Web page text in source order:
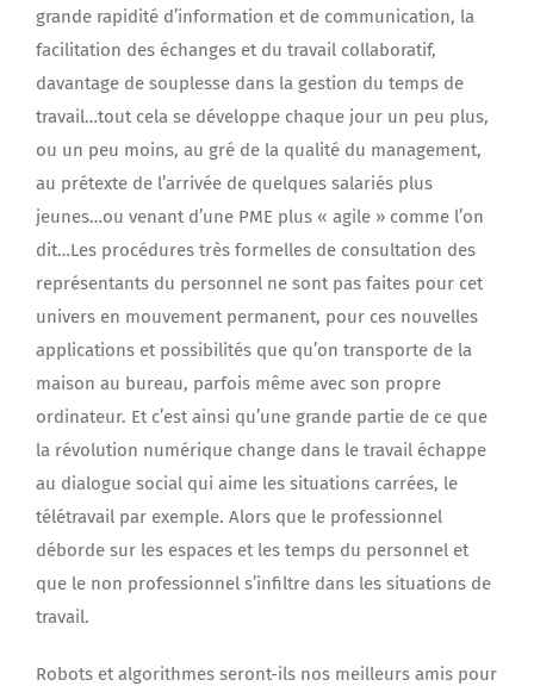
grande rapidité d’information et de communication, la
facilitation des échanges et du travail collaboratif,
davantage de souplesse dans la gestion du temps de
travail…tout cela se développe chaque jour un peu plus,
ou un peu moins, au gré de la qualité du management,
au prétexte de l’arrivée de quelques salariés plus
jeunes…ou venant d’une PME plus « agile » comme l’on
dit…Les procédures très formelles de consultation des
représentants du personnel ne sont pas faites pour cet
univers en mouvement permanent, pour ces nouvelles
applications et possibilités que qu’on transporte de la
maison au bureau, parfois même avec son propre
ordinateur. Et c’est ainsi qu’une grande partie de ce que
la révolution numérique change dans le travail échappe
au dialogue social qui aime les situations carrées, le
télétravail par exemple. Alors que le professionnel
déborde sur les espaces et les temps du personnel et
que le non professionnel s’infiltre dans les situations de
travail.
Robots et algorithmes seront-ils nos meilleurs amis pour